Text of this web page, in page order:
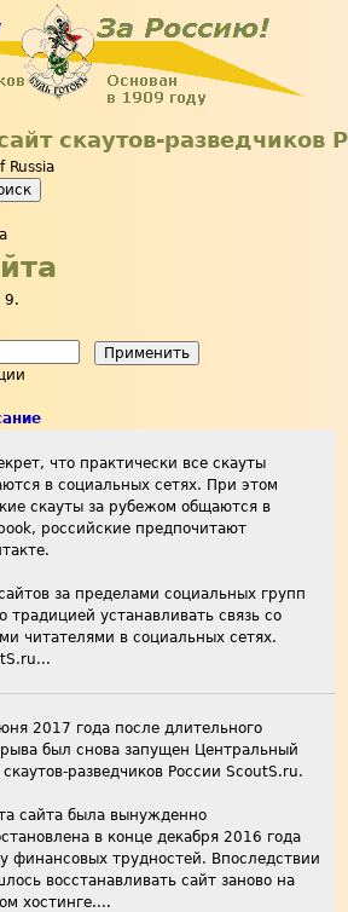
Jump to navigation
скаутов-разведчиков
Russia
9.
что практически все скауты
в социальных сетях. При этом
скауты за рубежом общаются в
российские предпочитают
за пределами социальных групп
традицией устанавливать связь со
читателями в социальных сетях.
2017 года после длительного
был снова запущен Центральный
скаутов-разведчиков России ScoutS.ru.
сайта была вынужденно
в конце декабря 2016 года
финансовых трудностей. Впоследствии
восстанавливать сайт заново на
хостинге....